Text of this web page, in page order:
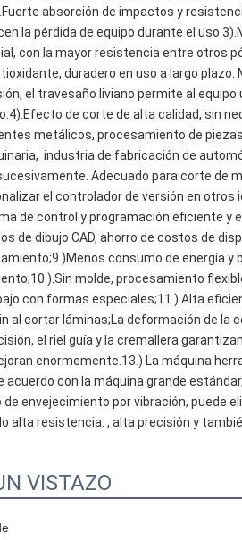
absorción de impactos y
la pérdida de equipo durante el
con la mayor resistencia entre otros
duradero en uso a largo
el travesaño liviano permite al
de corte de alta calidad, sin
metálicos, procesamiento de
industria de fabricación de
Adecuado para corte de
el controlador de versión en
de control y programación eficiente y
de dibujo CAD, ahorro de costos de
consumo de energía
molde, procesamiento
con formas especiales;11.) Alta
al cortar láminas;La deformación de la
el riel guía y la cremallera
enormemente.13.) La máquina
con la máquina grande
envejecimiento por vibración, puede
alta resistencia. , alta precisión y
VISTAZO